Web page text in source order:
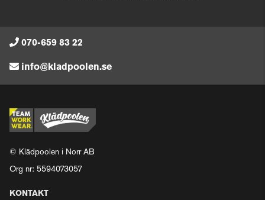
070-659 83 22
info@kladpoolen.se
© Klädpoolen i Norr AB
Org nr: 5594073057
KONTAKT